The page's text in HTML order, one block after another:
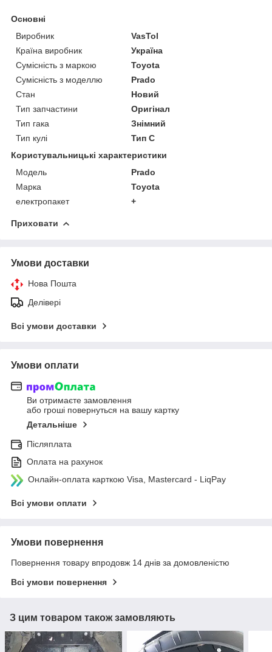
Основні
Виробник
VasTol
Країна виробник
Україна
Сумісність з маркою
Toyota
Сумісність з моделлю
Prado
Стан
Новий
Тип запчастини
Оригінал
Тип гака
Знімний
Тип кулі
Тип C
Користувальницькі характеристики
Модель
Prado
Марка
Toyota
електропакет
+
Приховати
Умови доставки
Нова Пошта
Делівері
Всі умови доставки
Умови оплати
Ви отримаєте замовлення
або гроші повернуться на вашу картку
Детальніше
Післяплата
Оплата на рахунок
Онлайн-оплата карткою Visa, Mastercard - LiqPay
Всі умови оплати
Умови повернення
Повернення товару впродовж 14 днів за домовленістю
Всі умови повернення
З цим товаром також замовляють